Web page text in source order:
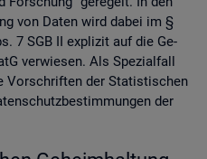
von Daten wird dabei im §
7 SGB II ex­pli­zit auf die Ge­
ver­wie­sen. Als Spe­zi­al­fall
Vor­schrif­ten der Sta­tis­ti­schen
der